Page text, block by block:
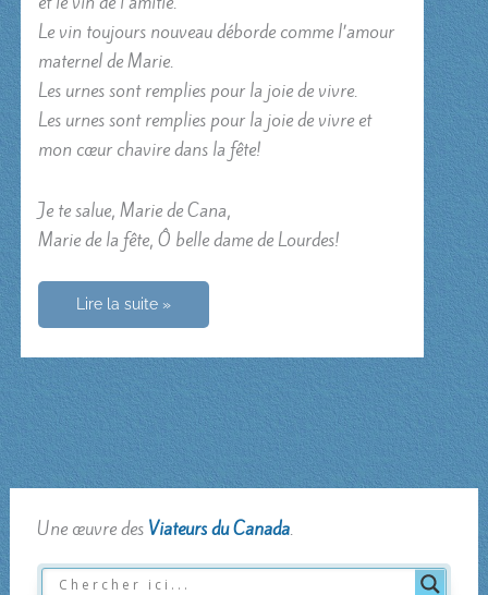
Le vin toujours nouveau déborde comme l’amour
maternel de Marie.
Les urnes sont remplies pour la joie de vivre.
Les urnes sont remplies pour la joie de vivre et
mon cœur chavire dans la fête!
Je te salue, Marie de Cana,
Marie de la fête, Ô belle dame de Lourdes!
Marie
Cana
Lire la suite »
Une œuvre des Viateurs du Canada.